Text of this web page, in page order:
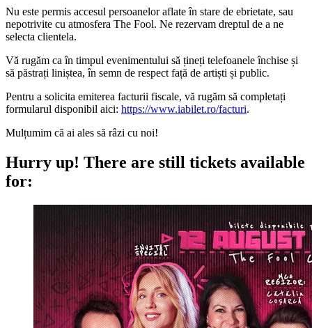
Nu este permis accesul persoanelor aflate în stare de ebrietate, sau
nepotrivite cu atmosfera The Fool. Ne rezervam dreptul de a ne
selecta clientela.
Vă rugăm ca în timpul evenimentului să țineți telefoanele închise și
să păstrați liniștea, în semn de respect față de artiști și public.
Pentru a solicita emiterea facturii fiscale, vă rugăm să completați
formularul disponibil aici: https://www.iabilet.ro/facturi.
Mulțumim că ai ales să râzi cu noi!
Hurry up! There are still tickets available
for: